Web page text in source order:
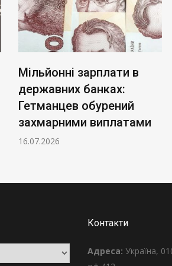
Мільйонні зарплати в
державних банках:
Гетманцев обурений
захмарними виплатами
16.07.2026
Контакти
Адреса: Україна,